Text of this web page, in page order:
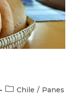
Categoría
Chile / Panes